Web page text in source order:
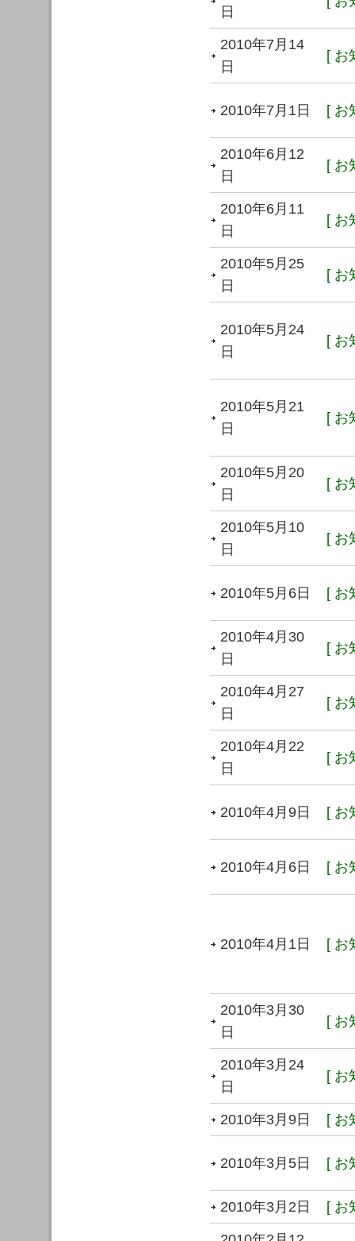
日
2010年7月14
日
[ お
2010年7月1日 [ お
2010年6月12
日
[ お
2010年6月11
日
[ お
2010年5月25
日
[ お
2010年5月24
日
[ お
2010年5月21
日
[ お
2010年5月20
日
[ お
2010年5月10
日
[ お
2010年5月6日 [ お
2010年4月30
日
[ お
2010年4月27
日
[ お
2010年4月22
日
[ お
2010年4月9日 [ お
2010年4月6日 [ お
2010年4月1日 [ お
2010年3月30
日
[ お
2010年3月24
日
[ お
2010年3月9日 [ お
2010年3月5日 [ お
2010年3月2日 [ お